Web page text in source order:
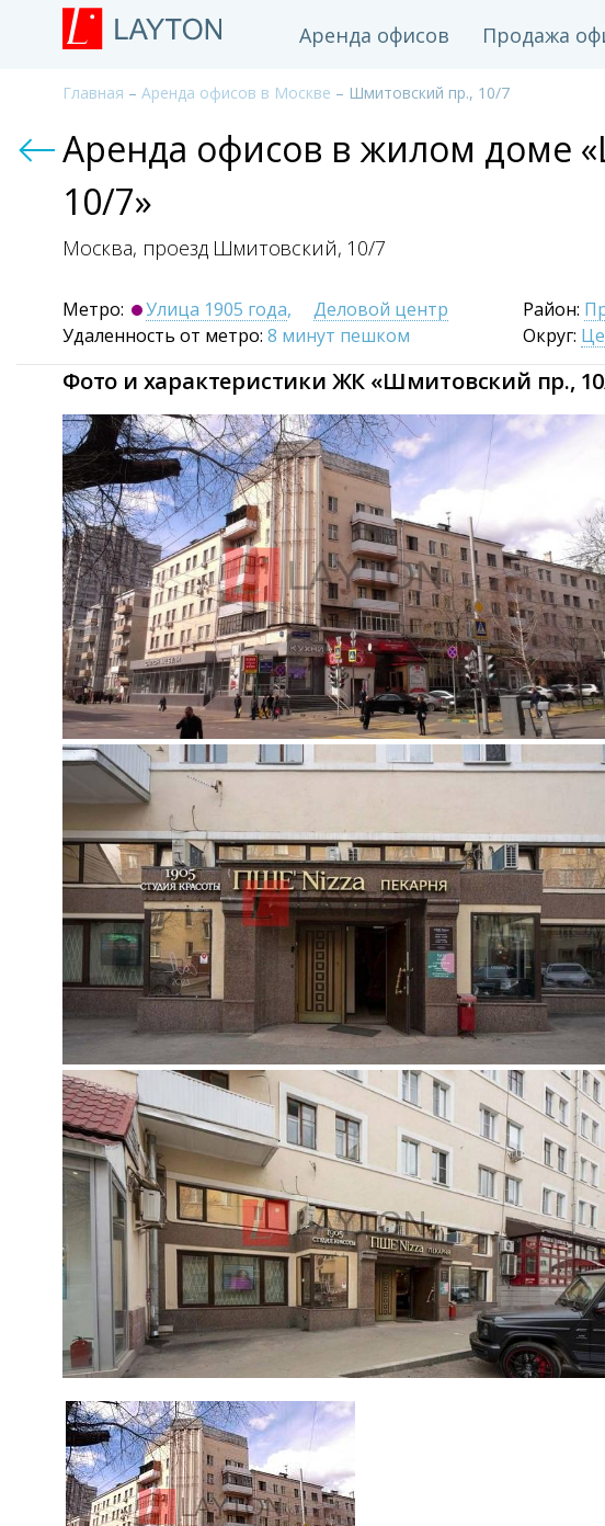
Аренда офисов Продажа
Главная – Аренда офисов в Москве – Шмитовский пр., 10/7
Аренда офисов в жилом доме
10/7»
Москва, проезд Шмитовский, 10/7
Метро: Улица 1905 года,
Деловой центр
Удаленность от метро: 8 минут пешком
Район:
Округ:
Фото и характеристики ЖК «Шмитовский пр.,